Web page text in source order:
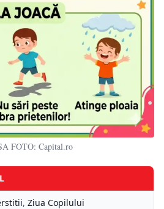
FOTO: Capital.ro
, Ziua Copilului